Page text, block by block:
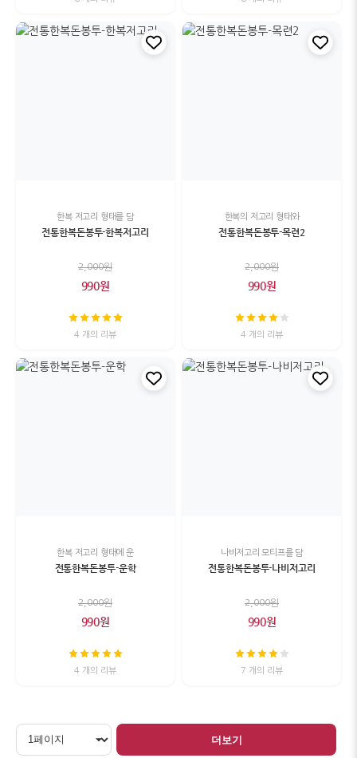
한복 저고리 형태를 담
전통한복돈봉투-한복저고리
2,000원
990원
4 개의 리뷰
한복의 저고리 형태와
전통한복돈봉투-목련2
2,000원
990원
4 개의 리뷰
한복 저고리 형태에 운
전통한복돈봉투-운학
2,000원
990원
4 개의 리뷰
나비저고리 모티프를 담
전통한복돈봉투-나비저고리
2,000원
990원
7 개의 리뷰
더보기